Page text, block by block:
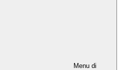
Menu di